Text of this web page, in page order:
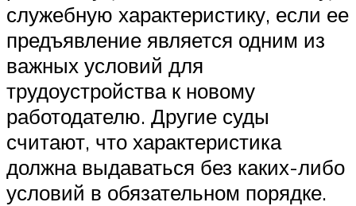
служебную характеристику, если ее
предъявление является одним из
важных условий для
трудоустройства к новому
работодателю. Другие суды
считают, что характеристика
должна выдаваться без каких-либо
условий в обязательном порядке.